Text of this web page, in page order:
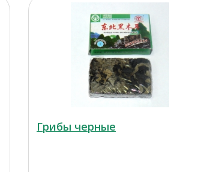
Грибы черные